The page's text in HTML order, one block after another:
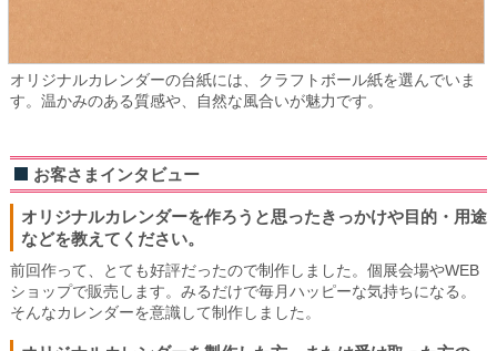
オリジナルカレンダーの台紙には、クラフトボール紙を選んでいま
す。温かみのある質感や、自然な風合いが魅力です。
お客さまインタビュー
オリジナルカレンダーを作ろうと思ったきっかけや目的・用途
などを教えてください。
前回作って、とても好評だったので制作しました。個展会場やWEB
ショップで販売します。みるだけで毎月ハッピーな気持ちになる。
そんなカレンダーを意識して制作しました。